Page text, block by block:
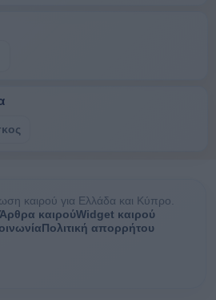
καιρού για Ελλάδα και Κύπρο.
Άρθρα καιρούWidget καιρού
Πολιτική απορρήτου